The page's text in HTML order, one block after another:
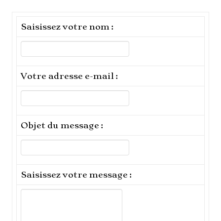
Saisissez votre nom :
Votre adresse e-mail :
Objet du message :
Saisissez votre message :